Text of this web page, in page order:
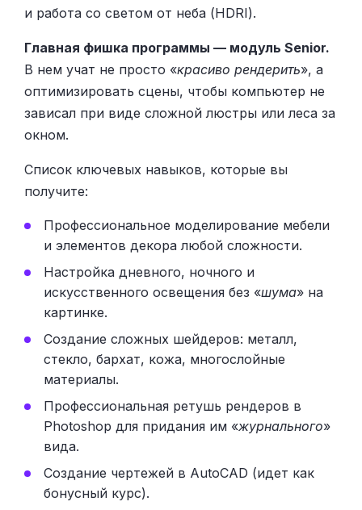
и работа со светом от неба (HDRI).
Главная фишка программы — модуль Senior.
В нем учат не просто «красиво рендерить», а
оптимизировать сцены, чтобы компьютер не
зависал при виде сложной люстры или леса за
окном.
Список ключевых навыков, которые вы
получите:
Профессиональное моделирование мебели
и элементов декора любой сложности.
Настройка дневного, ночного и
искусственного освещения без «шума» на
картинке.
Создание сложных шейдеров: металл,
стекло, бархат, кожа, многослойные
материалы.
Профессиональная ретушь рендеров в
Photoshop для придания им «журнального»
вида.
Создание чертежей в AutoCAD (идет как
бонусный курс).